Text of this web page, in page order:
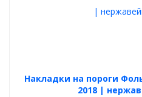
Накладки на пороги
2018 |